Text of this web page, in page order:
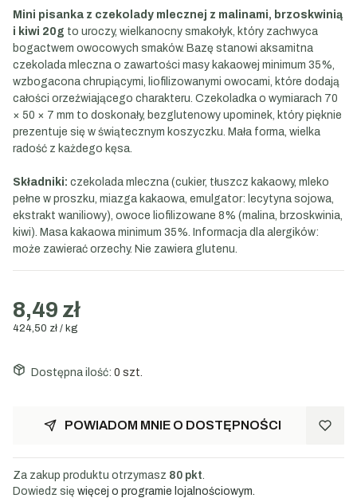
Mini pisanka z czekolady mlecznej z malinami, brzoskwinią
i kiwi 20g to uroczy, wielkanocny smakołyk, który zachwyca
bogactwem owocowych smaków. Bazę stanowi aksamitna
czekolada mleczna o zawartości masy kakaowej minimum 35%,
wzbogacona chrupiącymi, liofilizowanymi owocami, które dodają
całości orzeźwiającego charakteru. Czekoladka o wymiarach 70
× 50 × 7 mm to doskonały, bezglutenowy upominek, który pięknie
prezentuje się w świątecznym koszyczku. Mała forma, wielka
radość z każdego kęsa.
Składniki: czekolada mleczna (cukier, tłuszcz kakaowy, mleko
pełne w proszku, miazga kakaowa, emulgator: lecytyna sojowa,
ekstrakt waniliowy), owoce liofilizowane 8% (malina, brzoskwinia,
kiwi). Masa kakaowa minimum 35%. Informacja dla alergików:
może zawierać orzechy. Nie zawiera glutenu.
8,49 zł
424,50 zł / kg
Dostępna ilość: 0 szt.
POWIADOM MNIE O DOSTĘPNOŚCI
Za zakup produktu otrzymasz 80 pkt.
Dowiedz się więcej o programie lojalnościowym.